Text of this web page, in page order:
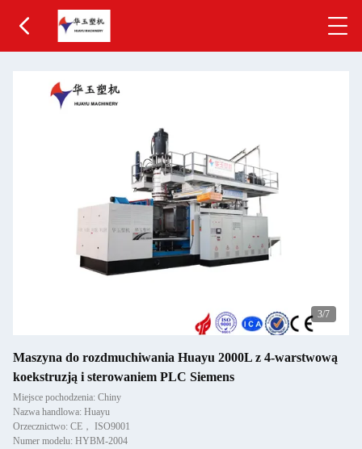
3/7
Maszyna do rozdmuchiwania Huayu 2000L z 4-warstwową
koekstruzją i sterowaniem PLC Siemens
Miejsce pochodzenia: Chiny
Nazwa handlowa: Huayu
Orzecznictwo: CE， ISO9001
Numer modelu: HYBM-2004